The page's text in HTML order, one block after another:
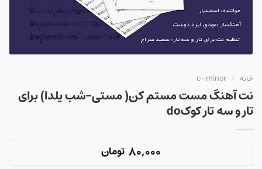
خانه /
c-minor
نت آهنگ مست مستم کن( مستی-شب یلدا) برای
تار و سه تار کوکdo
80,000 تومان